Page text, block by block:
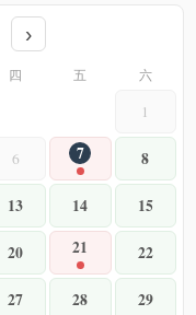
›
四 五 六
1
6 7
8
13 14
15
20 21
22
27 28 29